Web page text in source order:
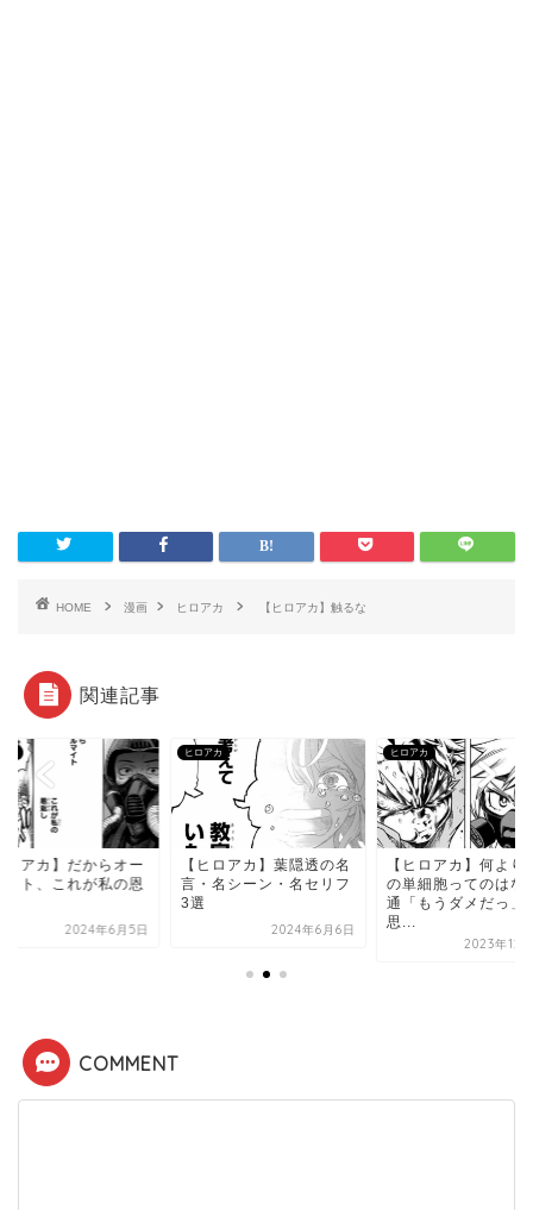
HOME 漫画 ヒロアカ 【ヒロアカ】触るな
関連記事
ロアカ】だからオー
イト、これが私の恩
2024年6月5日
ヒロアカ
【ヒロアカ】葉隠透の名
言・名シーン・名セリフ
3選
2024年6月6日
ヒロアカ
【ヒロアカ】何より
の単細胞ってのはな
通「もうダメだっ」
思...
2023年12
COMMENT